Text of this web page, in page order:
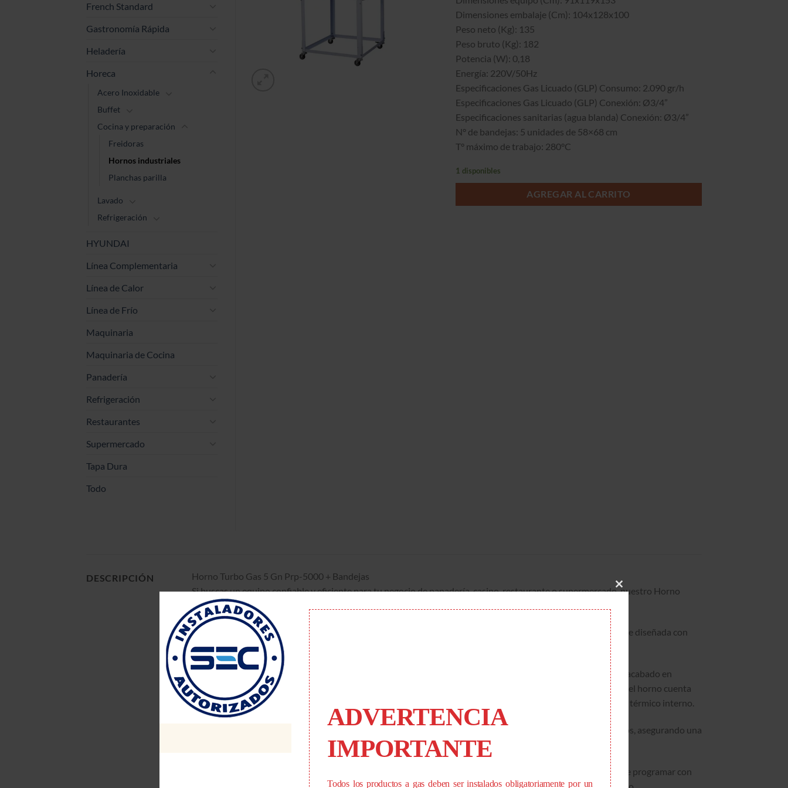
original
era:
$2.519.990.
actual
es:
Dimensiones embalaje (Cm): 104x128x100
Peso neto (Kg): 135
Peso bruto (Kg): 182
Potencia (W): 0,18
Energía: 220V/50Hz
Especificaciones Gas Licuado (GLP) Consumo: 2.090 gr/h
Especificaciones Gas Licuado (GLP) Conexión: Ø3/4”
Especificaciones sanitarias (agua blanda) Conexión: Ø3/4”
N° de bandejas: 5 unidades de 58×68 cm
T° máximo de trabajo: 280°C
1 disponibles
AGREGAR AL CARRITO
French Standard
Gastronomía Rápida
Heladería
Horeca
Acero Inoxidable
Buffet
Cocina y preparación
Freidoras
Hornos industriales
Planchas parilla
Lavado
Refrigeración
HYUNDAI
Línea Complementaria
Línea de Calor
Línea de Frío
Maquinaria
Maquinaria de Cocina
Panadería
Refrigeración
Restaurantes
Supermercado
Tapa Dura
Todo
DESCRIPCIÓN
Horno Turbo Gas 5 Gn Prp-5000 + Bandejas
Si buscas un equipo confiable y eficiente para tu negocio de panadería, casino, restaurante o supermercado, nuestro Horno
Turbo a gas con 5 bandejas y una cámara es la elección ideal.
Diseñado para proporcionar una cocción uniforme y precisa. La cámara interna del horno está cuidadosamente diseñada con
una terminación en pintura resistente a altas temperaturas y a la oxidación.
Aseguramos la durabilidad y el rendimiento óptimo a lo largo del tiempo. Su estructura de acero carbono con acabado en
pintura epoxi no solo garantiza una apariencia elegante, sino también una resistencia excepcional. La puerta del horno cuenta
con un visor en vidrio templado que te permite supervisar el proceso de cocción sin comprometer el ambiente térmico interno.
Además, la iluminación interna está protegida por un vidrio resistente a altas temperaturas y choques térmicos, asegurando una
visualización clara y segura en todo momento.
Nuestro horno está equipado con un panel de comando que cuenta con un controlador digital. Esto te permite programar con
CLOSE
ADVERTENCIA
IMPORTANTE
Todos los productos a gas deben ser instalados obligatoriamente por un